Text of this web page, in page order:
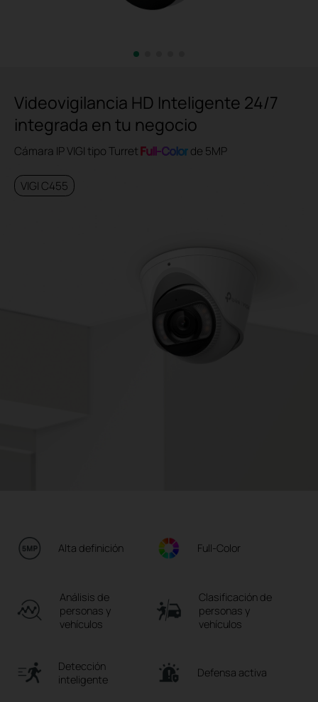
Videovigilancia HD Inteligente 24/7
integrada en tu negocio
Cámara IP VIGI tipo TurretFull-Colorde 5MP
VIGI C455
Alta definición Full-Color
Análisis de
personas y
vehículos
Clasificación de
personas y
vehículos
Detección
inteligente
Defensa activa